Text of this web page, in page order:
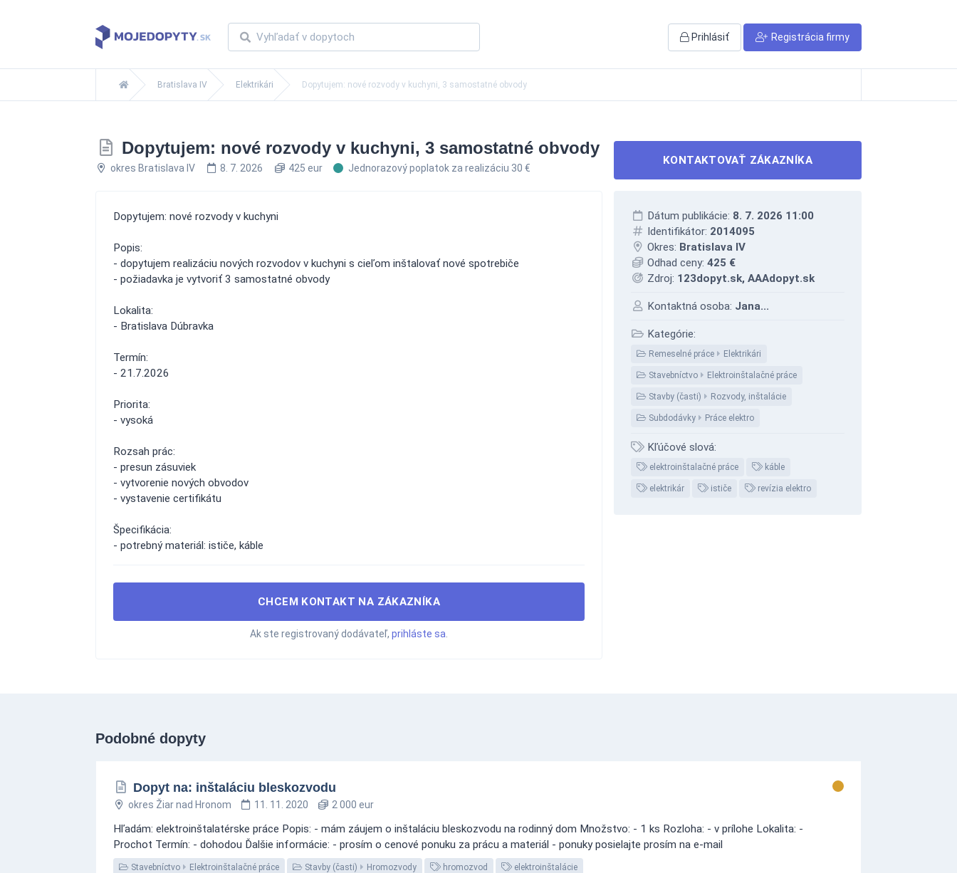
Prihlásiť Registrácia firmy
Bratislava IV Elektrikári Dopytujem: nové rozvody v kuchyni, 3 samostatné obvody
Dopytujem: nové rozvody v kuchyni, 3 samostatné obvody
okres Bratislava IV 8. 7. 2026 425 eur Jednorazový poplatok za realizáciu 30 €
KONTAKTOVAŤ ZÁKAZNÍKA
Dopytujem: nové rozvody v kuchyni
Popis:
- dopytujem realizáciu nových rozvodov v kuchyni s cieľom inštalovať nové spotrebiče
- požiadavka je vytvoriť 3 samostatné obvody
Lokalita:
- Bratislava Dúbravka
Termín:
- 21.7.2026
Priorita:
- vysoká
Rozsah prác:
- presun zásuviek
- vytvorenie nových obvodov
- vystavenie certifikátu
Špecifikácia:
- potrebný materiál: ističe, káble
CHCEM KONTAKT NA ZÁKAZNÍKA
Ak ste registrovaný dodávateľ, prihláste sa
Dátum publikácie: 8. 7. 2026 11:00
Identifikátor: 2014095
Okres: Bratislava IV
Odhad ceny: 425 €
Zdroj: 123dopyt.sk, AAAdopyt.sk
Kontaktná osoba: Jana...
Kategórie:
Remeselné práce Elektrikári
Stavebníctvo Elektroinštalačné práce
Stavby (časti) Rozvody, inštalácie
Subdodávky Práce elektro
Kľúčové slová:
elektroinštalačné práce káble
elektrikár ističe revízia elektro
Podobné dopyty
Dopyt na: inštaláciu bleskozvodu
okres Žiar nad Hronom 11. 11. 2020 2 000 eur
Hľadám: elektroinštalatérske práce Popis: - mám záujem o inštaláciu bleskozvodu na rodinný dom Množstvo: - 1 ks Rozloha: - v prílohe Lokalita: -
Prochot Termín: - dohodou Ďalšie informácie: - prosím o cenové ponuku za prácu a materiál - ponuky posielajte prosím na e-mail
Stavebníctvo Elektroinštalačné práce Stavby (časti) Hromozvody hromozvod elektroinštalácie